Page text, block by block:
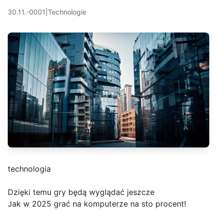
30.11.-0001 Technologie
technologia
Dzięki temu gry będą wyglądać jeszcze
Jak w 2025 grać na komputerze na sto procent!